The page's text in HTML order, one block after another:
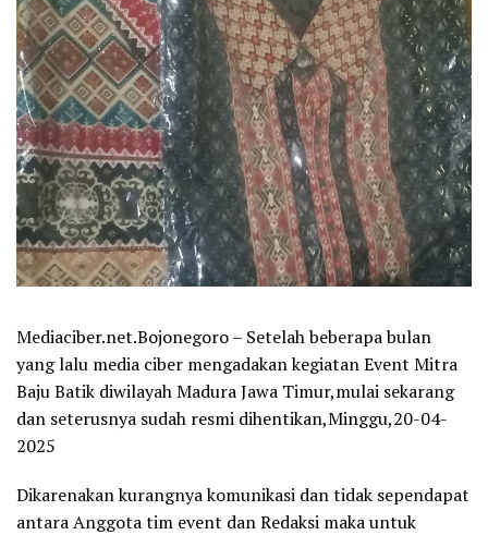
Mediaciber.net.Bojonegoro – Setelah beberapa bulan
yang lalu media ciber mengadakan kegiatan Event Mitra
Baju Batik diwilayah Madura Jawa Timur,mulai sekarang
dan seterusnya sudah resmi dihentikan,Minggu,20-04-
2025
Dikarenakan kurangnya komunikasi dan tidak sependapat
antara Anggota tim event dan Redaksi maka untuk